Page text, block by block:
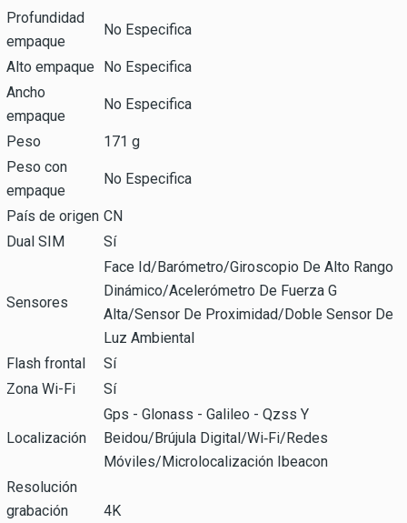
Profundidad
empaque
No Especifica
Alto empaque No Especifica
Ancho
empaque
No Especifica
Peso
171 g
Peso con
empaque
No Especifica
País de origen CN
Dual SIM
Sí
Sensores
Face Id/Barómetro/Giroscopio De Alto Rango
Dinámico/Acelerómetro De Fuerza G
Alta/Sensor De Proximidad/Doble Sensor De
Luz Ambiental
Flash frontal
Sí
Zona Wi-Fi
Sí
Localización
Gps - Glonass - Galileo - Qzss Y
Beidou/Brújula Digital/Wi‑Fi/Redes
Móviles/Microlocalización Ibeacon
Resolución
grabación
4K